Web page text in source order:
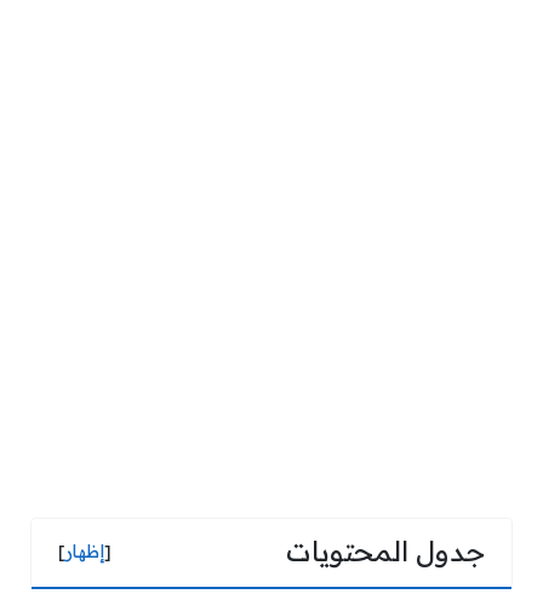
جدول المحتويات [إظهار]